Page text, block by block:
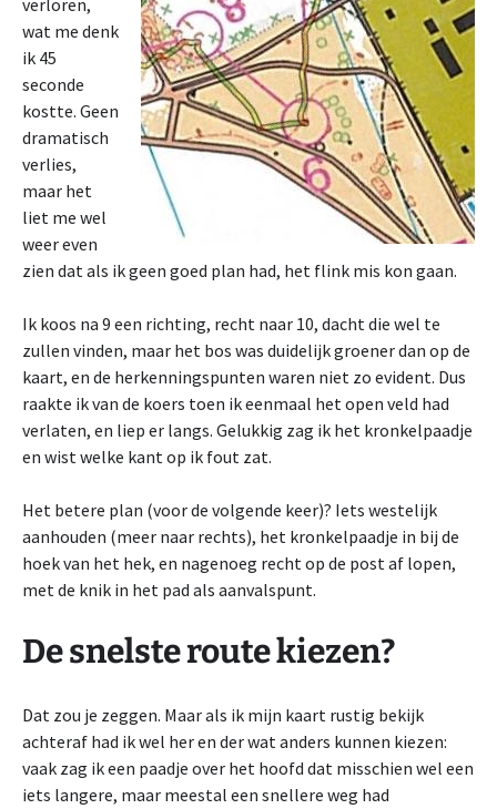
verloren,
wat me denk
ik 45
seconde
kostte. Geen
dramatisch
verlies,
maar het
liet me wel
weer even
zien dat als ik geen goed plan had, het flink mis kon gaan.
Ik koos na 9 een richting, recht naar 10, dacht die wel te
zullen vinden, maar het bos was duidelijk groener dan op de
kaart, en de herkenningspunten waren niet zo evident. Dus
raakte ik van de koers toen ik eenmaal het open veld had
verlaten, en liep er langs. Gelukkig zag ik het kronkelpaadje
en wist welke kant op ik fout zat.
Het betere plan (voor de volgende keer)? Iets westelijk
aanhouden (meer naar rechts), het kronkelpaadje in bij de
hoek van het hek, en nagenoeg recht op de post af lopen,
met de knik in het pad als aanvalspunt.
De snelste route kiezen?
Dat zou je zeggen. Maar als ik mijn kaart rustig bekijk
achteraf had ik wel her en der wat anders kunnen kiezen:
vaak zag ik een paadje over het hoofd dat misschien wel een
iets langere, maar meestal een snellere weg had